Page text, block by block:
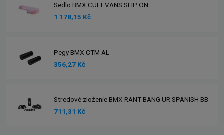
Sedlo BMX CULT VANS SLIP ON
1 178,15 Kč
Pegy BMX CTM AL
356,27 Kč
Stredové zloženie BMX RANT BANG UR SPANISH BB
711,31 Kč